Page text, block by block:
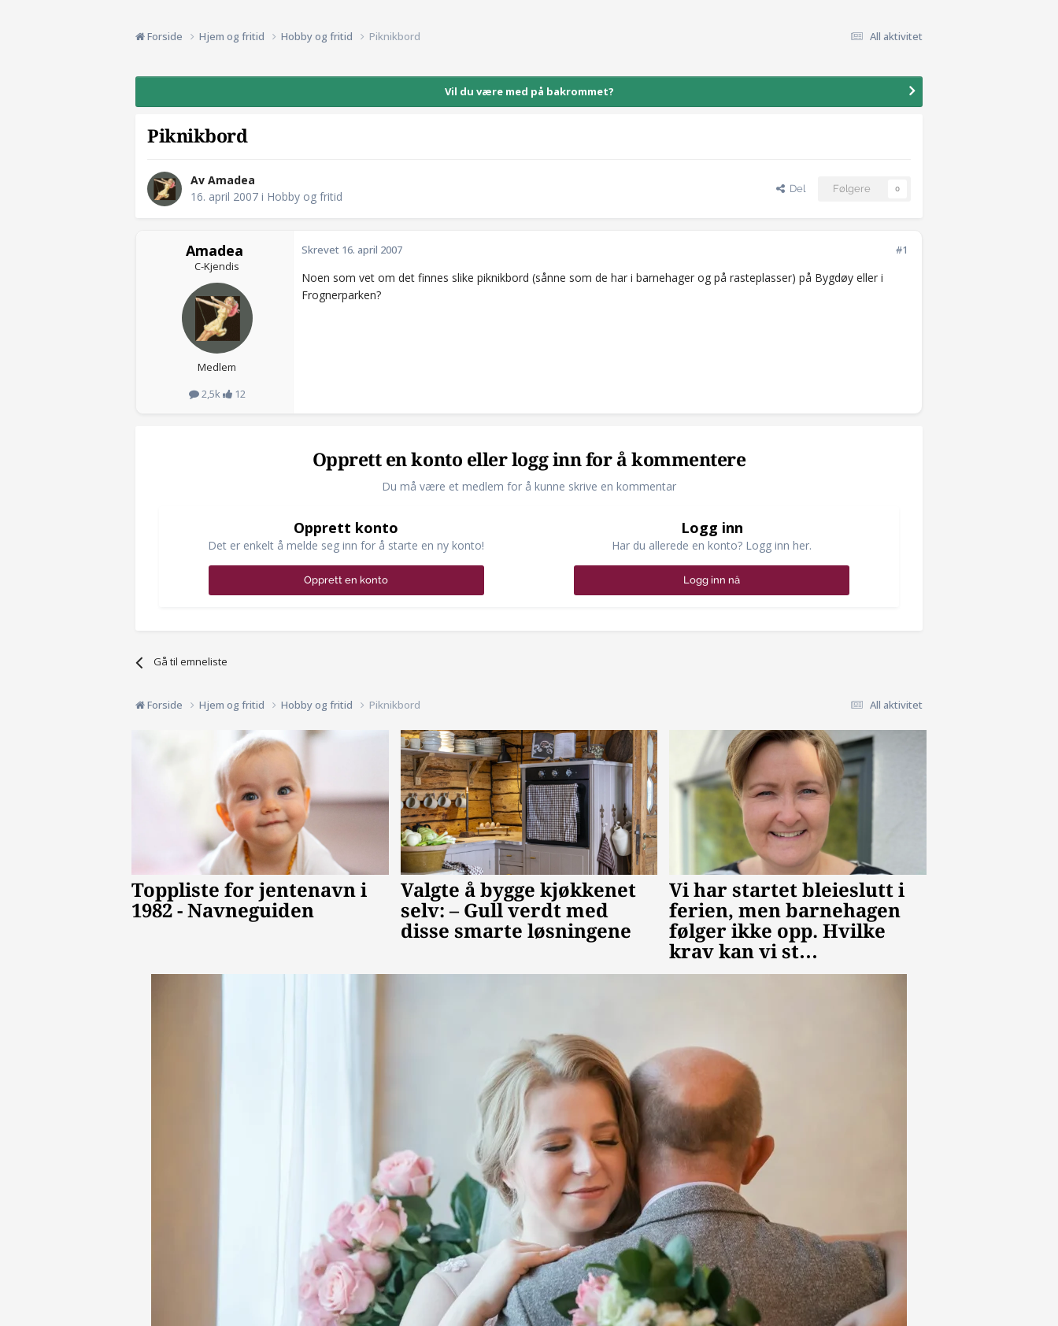
All aktivitet
Forside Hjem og fritid Hobby og fritid Piknikbord
Vil du være med på bakrommet?
Piknikbord
Av Amadea
16. april 2007 i Hobby og fritid
Del Følgere 0
Amadea
C-Kjendis
Medlem
2,5k
12
#1
Skrevet 16. april 2007
Noen som vet om det finnes slike piknikbord (sånne som de har i barnehager og på rasteplasser) på Bygdøy eller i
Frognerparken?
Opprett en konto eller logg inn for å kommentere
Du må være et medlem for å kunne skrive en kommentar
Opprett konto
Det er enkelt å melde seg inn for å starte en ny konto!
Opprett en konto
Logg inn
Har du allerede en konto? Logg inn her.
Logg inn nå
Gå til emneliste
All aktivitet
Forside Hjem og fritid Hobby og fritid Piknikbord